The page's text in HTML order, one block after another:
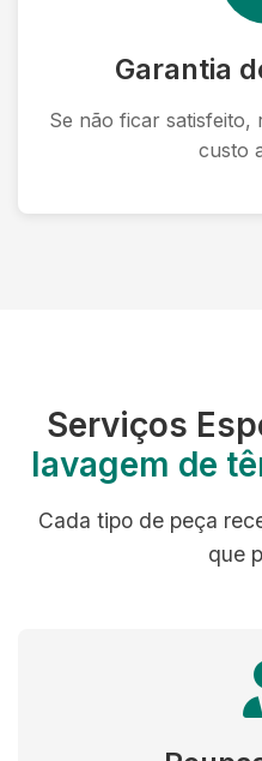
Garantia
Se não ficar satisfeito,
custo
Serviços
lavagem de
Cada tipo de peça
que